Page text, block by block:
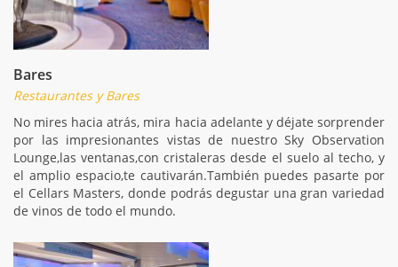
Bares
Restaurantes y Bares
No mires hacia atrás, mira hacia adelante y déjate sorprender
por las impresionantes vistas de nuestro Sky Observation
Lounge,las ventanas,con cristaleras desde el suelo al techo, y
el amplio espacio,te cautivarán.También puedes pasarte por
el Cellars Masters, donde podrás degustar una gran variedad
de vinos de todo el mundo.